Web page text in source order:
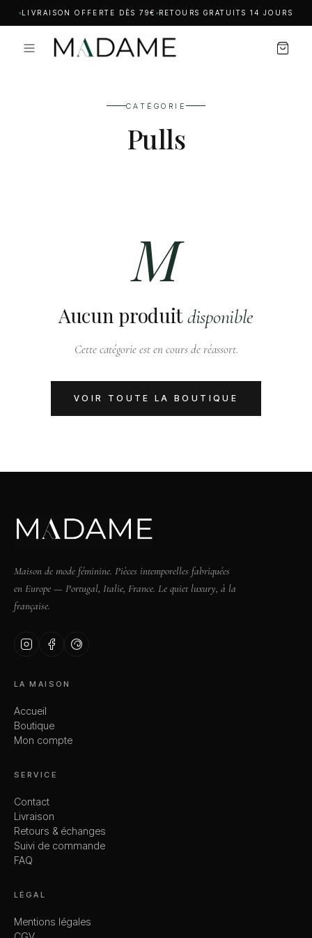
LIVRAISON OFFERTE DÈS 79€ RETOURS GRATUITS 14 JOURS
CATÉGORIE
Pulls
M
Aucun produitdisponible
Cette catégorie est en cours de réassort.
VOIR TOUTE LA BOUTIQUE
Maison de mode féminine. Pièces intemporelles fabriquées
en Europe — Portugal, Italie, France. Le quiet luxury, à la
française.
LA MAISON
Accueil
Boutique
Mon compte
SERVICE
Contact
Livraison
Retours & échanges
Suivi de commande
FAQ
LÉGAL
Mentions légales